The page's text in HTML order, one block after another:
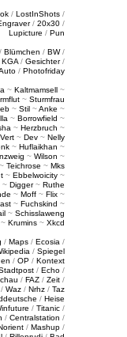
/ LostInShots /
/ 20x30 /
Lupicture / Pun
Blümchen / BW/
KGA / Gesichter/
/ Photofriday
~ Kaltmamsell ~
~ Sturmfrau
~ Stil ~Anke ~
~ Borrowfield ~
~ Herzbruch ~
Vert ~ Dev ~ Nelly
~ Huflaikhan ~
~ Wilson ~
Teichrose ~ Mks
~ Ebbelwoicity ~
~ Digger~ Ruthe
~ Moff ~ Flix ~
~ Fuchskind ~
~ Schisslaweng
Krumins ~ Xkcd
/ Maps / Ecosia /
/ Spiegel
/ OP / Kontext
/ Echo /
/ FAZ / Zeit /
Waz / Nrhz / Taz
/ Heise
/ Titanic /
/ Centralstation /
/ Mashup /